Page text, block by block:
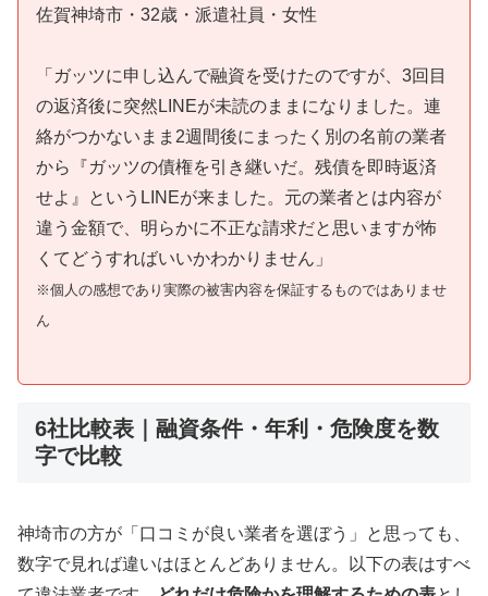
佐賀神埼市・32歳・派遣社員・女性
「ガッツに申し込んで融資を受けたのですが、3回目
の返済後に突然LINEが未読のままになりました。連
絡がつかないまま2週間後にまったく別の名前の業者
から『ガッツの債権を引き継いだ。残債を即時返済
せよ』というLINEが来ました。元の業者とは内容が
違う金額で、明らかに不正な請求だと思いますが怖
くてどうすればいいかわかりません」
※個人の感想であり実際の被害内容を保証するものではありませ
ん
6社比較表｜融資条件・年利・危険度を数
字で比較
神埼市の方が「口コミが良い業者を選ぼう」と思っても、
数字で見れば違いはほとんどありません。以下の表はすべ